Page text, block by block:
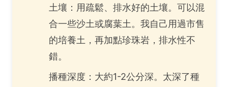
土壤：用疏鬆、排水好的土壤。可以混
合一些沙土或腐葉土。我自己用過市售
的培養土，再加點珍珠岩，排水性不
錯。
播種深度：大約1-2公分深。太深了種